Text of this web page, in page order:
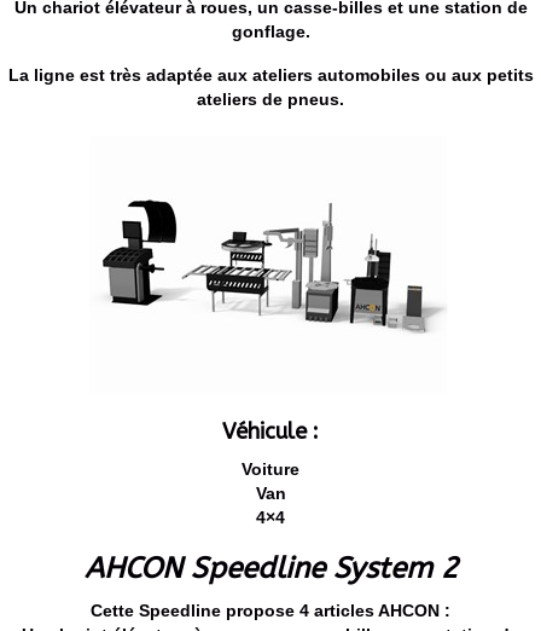
Un chariot élévateur à roues, un casse-billes et une station de
gonflage.
La ligne est très adaptée aux ateliers automobiles ou aux petits
ateliers de pneus.
Véhicule :
Voiture
Van
4×4
AHCON Speedline System 2
Cette Speedline propose 4 articles AHCON :